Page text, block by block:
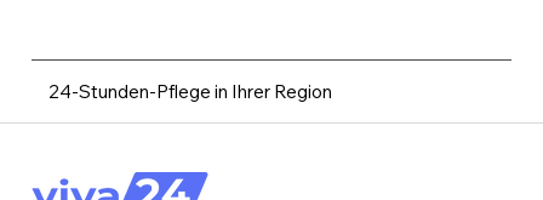
24-Stunden-Pflege in Ihrer Region